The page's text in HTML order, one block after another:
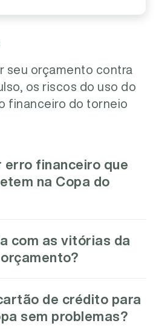
seu orçamento contra
os riscos do uso do
financeiro do torneio
erro financeiro que
na Copa do
com as vitórias da
de crédito para
sem problemas?